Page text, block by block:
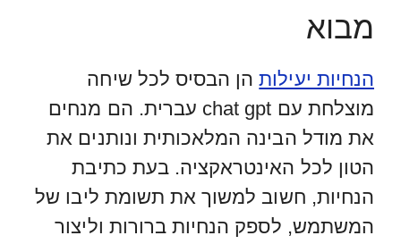
מבוא
הנחיות יעילותהן הבסיס לכל שיחה
מוצלחת עם chat gpt עברית. הם מנחים
את מודל הבינה המלאכותית ונותנים את
הטון לכל האינטראקציה. בעת כתיבת
הנחיות, חשוב למשוך את תשומת ליבו של
המשתמש, לספק הנחיות ברורות וליצור